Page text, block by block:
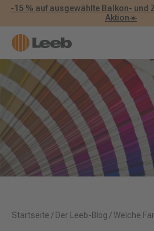
-15 % auf ausgewählte Balkon- und
Aktion☀️
Startseite / Der Leeb-Blog /Welche